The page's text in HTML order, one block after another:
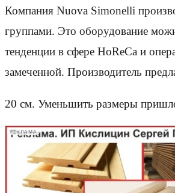
Компания Nuova Simonelli
группами. Это оборудование
тенденции в сфере HoReCa и
замеченной. Производитель
20 см. Уменьшить размеры
РЕКЛАМА